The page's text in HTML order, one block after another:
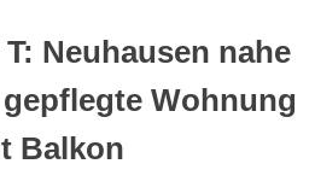
Neuhausen nahe
Wohnung
Balkon